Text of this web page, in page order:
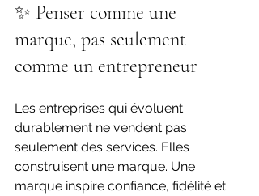
✨ Penser comme une
marque, pas seulement
comme un entrepreneur
Les entreprises qui évoluent
durablement ne vendent pas
seulement des services. Elles
construisent une marque. Une
marque inspire confiance, fidélité et